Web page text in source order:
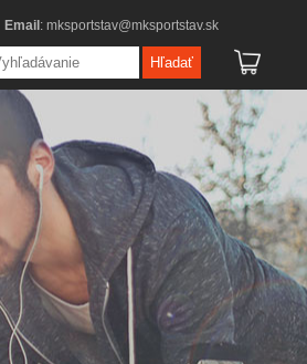
Email : mksportstav@mksportstav.sk